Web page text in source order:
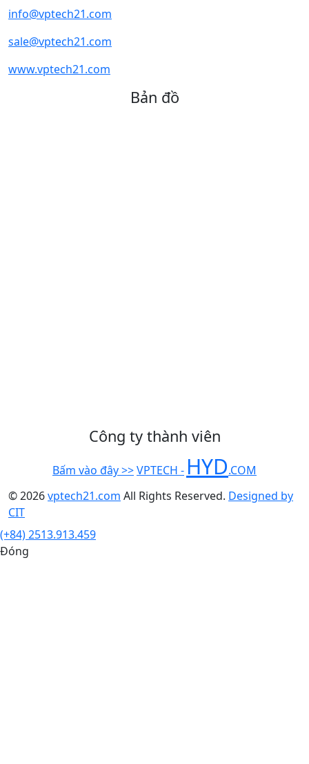
info@vptech21.com
sale@vptech21.com
www.vptech21.com
Bản đồ
Công ty thành viên
Bấm vào đây >>VPTECH - HYD.COM
© 2026vptech21.com All Rights Reserved. Designed by
CIT
(+84) 2513.913.459
Đóng